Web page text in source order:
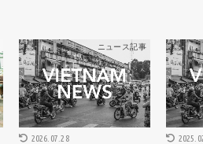
ニュース記事
2026.07.28